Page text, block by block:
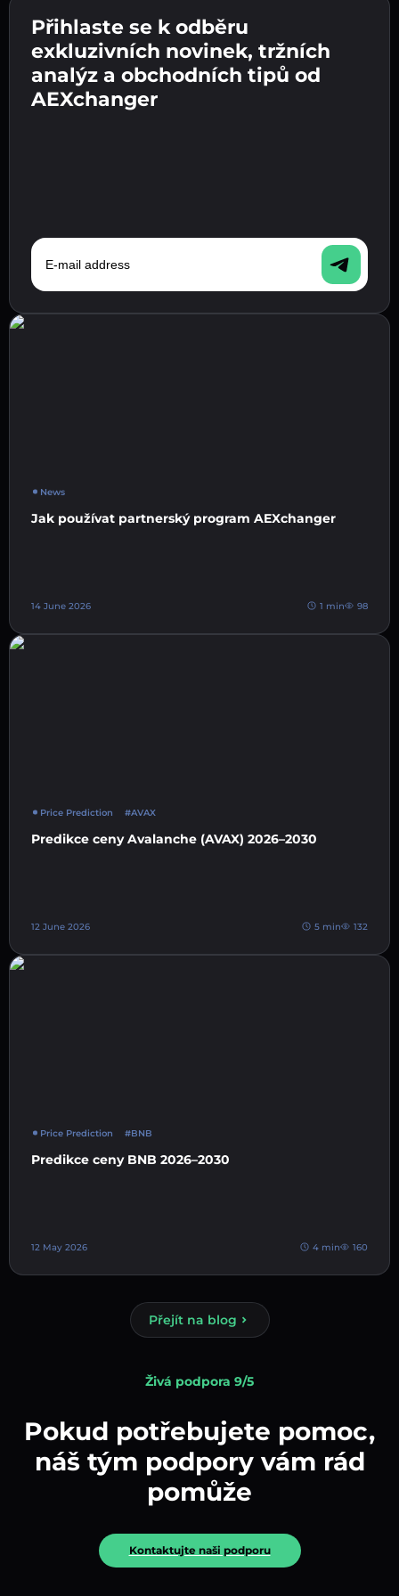
Zadejte adresu své kryptopeněženky 👉
pokračujte k dalšímu kroku.
Potvrďte svou totožnost 👉 pokračujte k
poslednímu kroku.
Odešlete vklad 👉 obdržíte kryptoměnu nebo
fiat měnu ve své peněžence.
Přihlaste se k odběru
exkluzivních novinek, tržních
analýz a obchodních tipů od
AEXchanger
E-mail address
News
Jak používat partnerský program AEXchanger
14 June 2026 1 min 98
Price Prediction #AVAX
Predikce ceny Avalanche (AVAX) 2026–2030
12 June 2026 5 min 132
Price Prediction #BNB
Predikce ceny BNB 2026–2030
12 May 2026 4 min 160
Přejít na blog
Živá podpora 9/5
Pokud potřebujete pomoc,
náš tým podpory vám rád
pomůže
Kontaktujte naši podporu